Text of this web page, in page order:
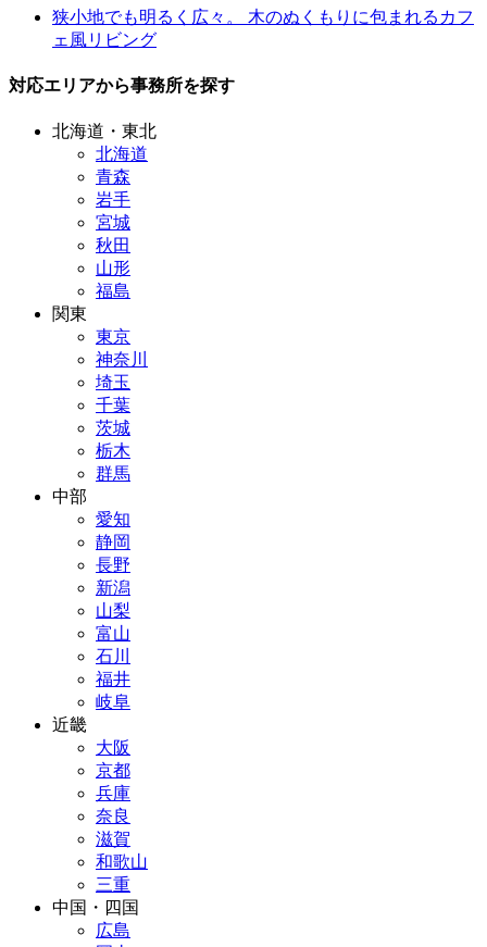
狭小地でも明るく広々。 木のぬくもりに包まれるカフ
ェ風リビング
対応エリアから事務所を探す
北海道・東北
北海道
青森
岩手
宮城
秋田
山形
福島
関東
東京
神奈川
埼玉
千葉
茨城
栃木
群馬
中部
愛知
静岡
長野
新潟
山梨
富山
石川
福井
岐阜
近畿
大阪
京都
兵庫
奈良
滋賀
和歌山
三重
中国・四国
広島